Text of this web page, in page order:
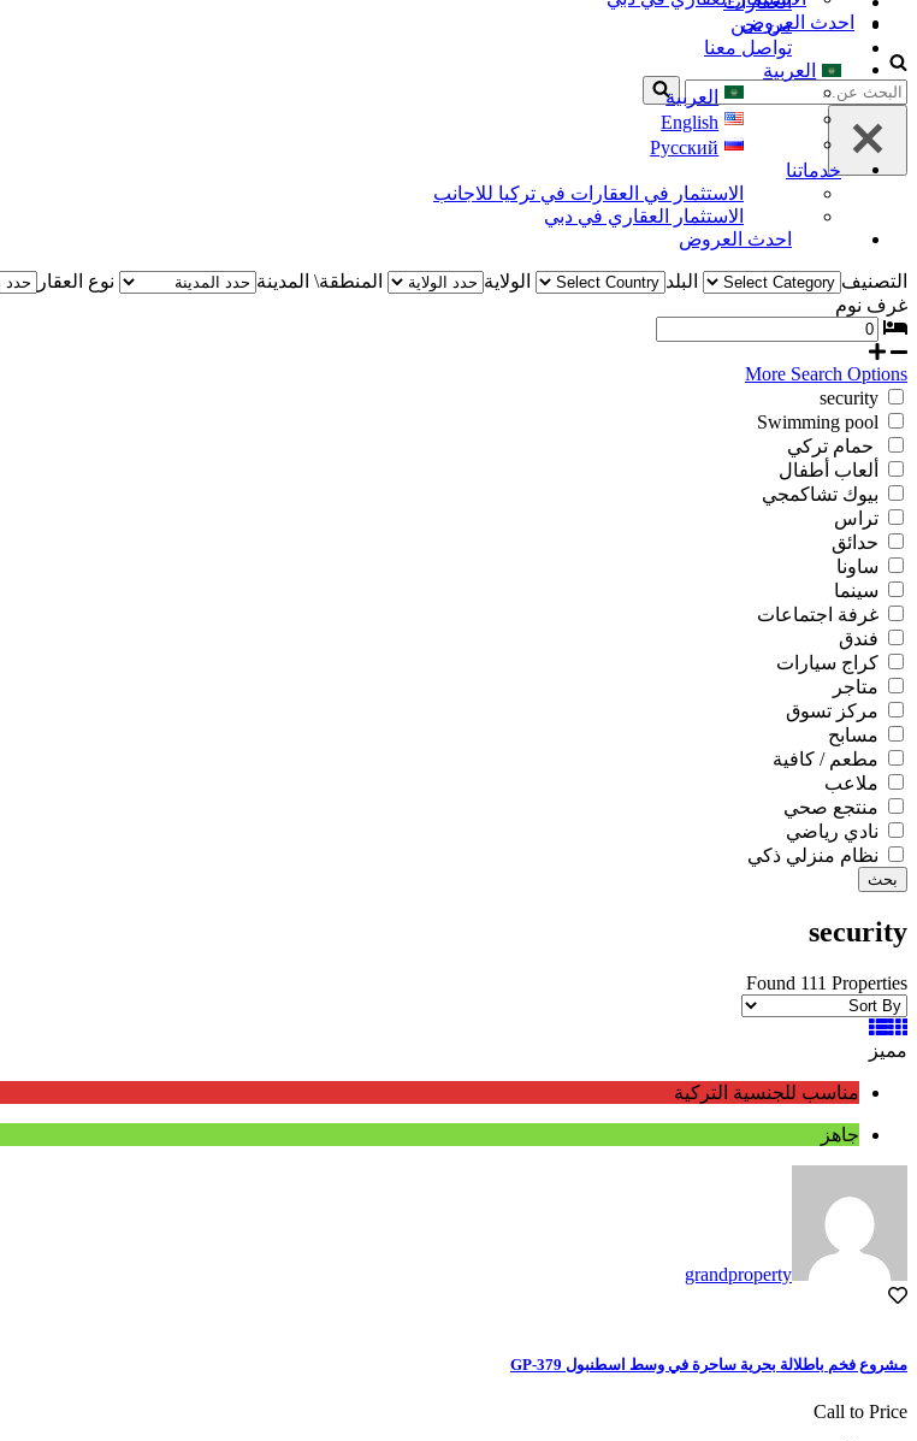
احدث العروض
البحث
عن...
من نحن
تواصل معنا
العربية
العربية
English
Русский
خدماتنا
الاستثمار في العقارات في تركيا للاجانب
الاستثمار العقاري في دبي
احدث العروض
التصنيف البلد الولاية المنطقة\ المدينة
نوع العقار
غرف نوم
More Search Options
حمام تركي
ألعاب أطفال
بيوك تشاكمجي
تراس
حدائق
ساونا
سينما
غرفة اجتماعات
فندق
كراج سيارات
متاجر
مركز تسوق
مسابح
مطعم / كافية
ملاعب
منتجع صحي
نادي رياضي
نظام منزلي ذكي
بحث
security
Found 111 Properties
مميز
مناسب للجنسية التركية
جاهز
grandproperty
مشروع فخم باطلالة بحرية ساحرة في وسط اسطنبول GP-379
Call to Price